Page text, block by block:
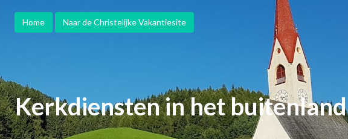
Home Naar de Christelijke Vakantiesite
Kerkdiensten in het buitenland